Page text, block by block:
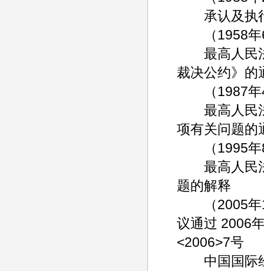
承认及执
（1958年6
最高人民法
裁决公约》的
（1987年4
最高人民法
项有关问题的
（1995年8
最高人民法
题的解释
（2005年
议通过 2006
<2006>7号
中国国际经